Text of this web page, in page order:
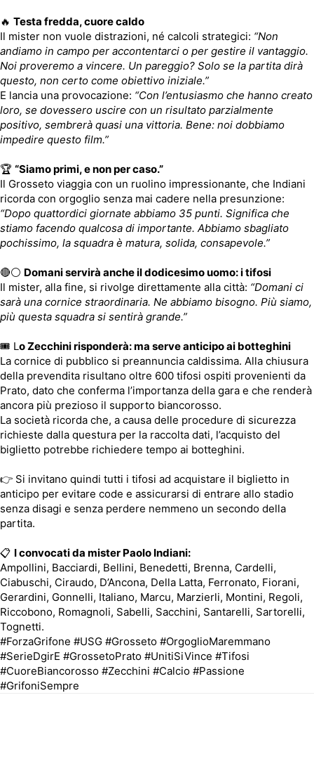
🔥 Testa fredda, cuore caldo
Il mister non vuole distrazioni, né calcoli strategici: “Non
andiamo in campo per accontentarci o per gestire il vantaggio.
Noi proveremo a vincere. Un pareggio? Solo se la partita dirà
questo, non certo come obiettivo iniziale.”
E lancia una provocazione: “Con l’entusiasmo che hanno creato
loro, se dovessero uscire con un risultato parzialmente
positivo, sembrerà quasi una vittoria. Bene: noi dobbiamo
impedire questo film.”
🏆 “Siamo primi, e non per caso.”
Il Grosseto viaggia con un ruolino impressionante, che Indiani
ricorda con orgoglio senza mai cadere nella presunzione:
“Dopo quattordici giornate abbiamo 35 punti. Significa che
stiamo facendo qualcosa di importante. Abbiamo sbagliato
pochissimo, la squadra è matura, solida, consapevole.”
🔴⚪ Domani servirà anche il dodicesimo uomo: i tifosi
Il mister, alla fine, si rivolge direttamente alla città: “Domani ci
sarà una cornice straordinaria. Ne abbiamo bisogno. Più siamo,
più questa squadra si sentirà grande.”
🎟️ Lo Zecchini risponderà: ma serve anticipo ai botteghini
La cornice di pubblico si preannuncia caldissima. Alla chiusura
della prevendita risultano oltre 600 tifosi ospiti provenienti da
Prato, dato che conferma l’importanza della gara e che renderà
ancora più prezioso il supporto biancorosso.
La società ricorda che, a causa delle procedure di sicurezza
richieste dalla questura per la raccolta dati, l’acquisto del
biglietto potrebbe richiedere tempo ai botteghini.
👉 Si invitano quindi tutti i tifosi ad acquistare il biglietto in
anticipo per evitare code e assicurarsi di entrare allo stadio
senza disagi e senza perdere nemmeno un secondo della
partita.
📋 I convocati da mister Paolo Indiani:
Ampollini, Bacciardi, Bellini, Benedetti, Brenna, Cardelli,
Ciabuschi, Ciraudo, D’Ancona, Della Latta, Ferronato, Fiorani,
Gerardini, Gonnelli, Italiano, Marcu, Marzierli, Montini, Regoli,
Riccobono, Romagnoli, Sabelli, Sacchini, Santarelli, Sartorelli,
Tognetti.
#ForzaGrifone #USG #Grosseto #OrgoglioMaremmano
#SerieDgirE #GrossetoPrato #UnitiSiVince #Tifosi
#CuoreBiancorosso #Zecchini #Calcio #Passione
#GrifoniSempre